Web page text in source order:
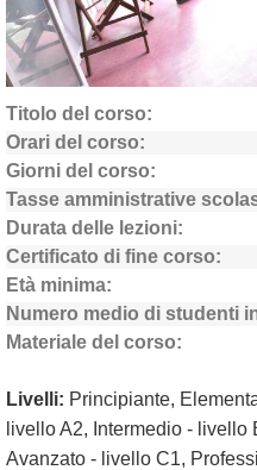
Lingua
Titolo del corso
Orari del corso
Giorni del corso
Durata delle lezioni
Certificato di fine corso
Età minima
Materiale del corso
Livelli: Principiante,
livello A2, Intermedio -
Avanzato - livello C1,